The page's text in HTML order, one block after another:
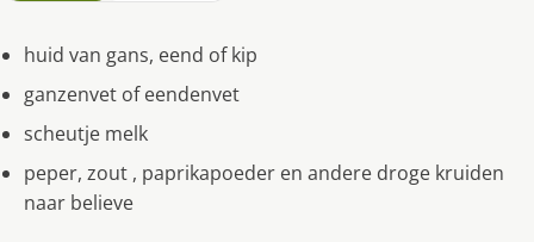
huid van gans, eend of kip
ganzenvet of eendenvet
scheutje melk
peper, zout , paprikapoeder en andere droge kruiden
naar believe